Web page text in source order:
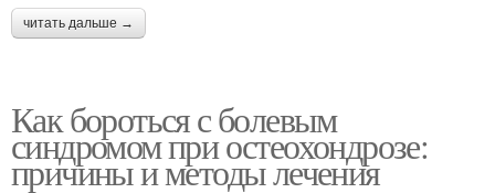
читать дальше →
Как бороться с болевым
синдромом при остеохондрозе:
причины и методы лечения